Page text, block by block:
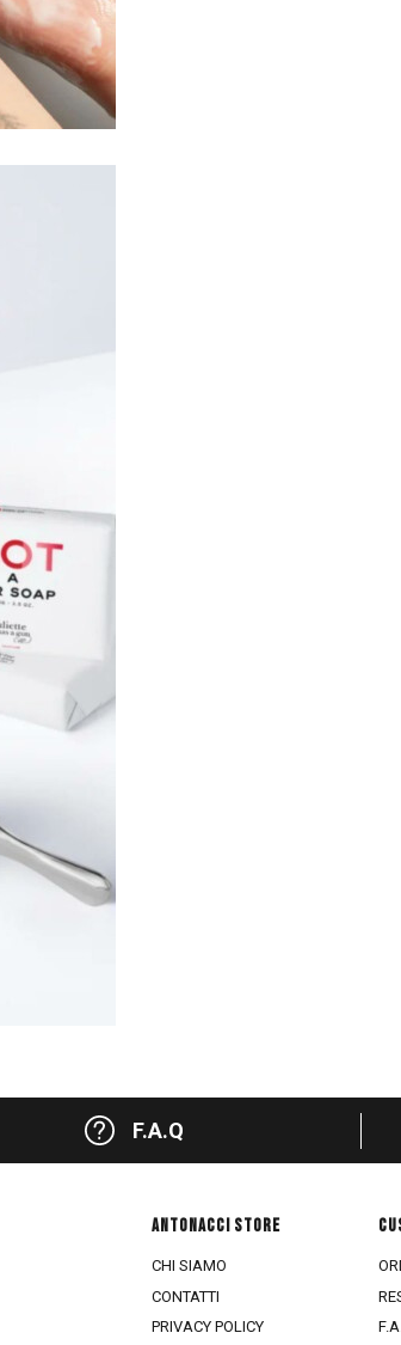
F.A.Q
ANTONACCI STORE
CHI SIAMO
CONTATTI
PRIVACY POLICY